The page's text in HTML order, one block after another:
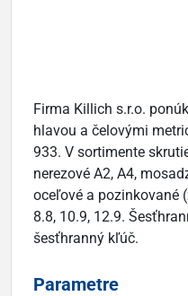
Firma Killich s.r.o.
hlavou a čelovými
933. V sortimente
nerezové A2, A4,
oceľové a pozinkované
8.8, 10.9, 12.9.
šesťhranný kľúč.
Parametre